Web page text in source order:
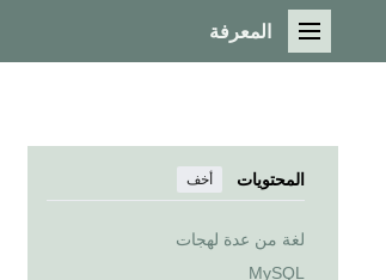
القائمة الرئيسية
المعرفة
المحتويات أخف
لغة من عدة لهجات
MySQL